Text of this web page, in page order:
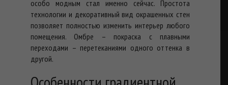
особо модным стал именно сейчас. Простота
технологии и декоративный вид окрашенных стен
позволяет полностью изменить интерьер любого
помещения. Омбре – покраска с плавными
переходами – перетеканиями одного оттенка в
другой.